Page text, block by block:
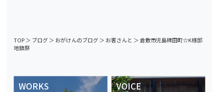
TOP＞ ブログ＞ おがけんのブログ＞ お客さんと ＞倉敷市児島稗田町☆K様邸
地鎮祭
WORKS VOICE